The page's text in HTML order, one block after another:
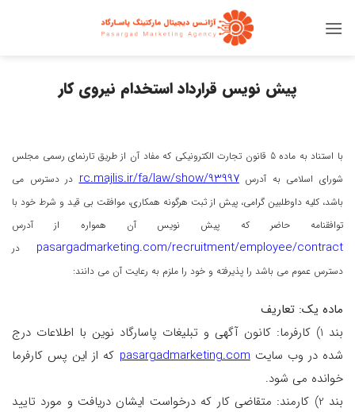
پیش نویس قرارداد استخدام نیروی کار
با استناد به ماده 5 قانون تجارت الکترونیکی که مفاد آن از طریق تارنمای رسمی مجلس
شورای اسلامی به آدرسrc.majlis.ir/fa/law/show/93997در دسترس می
باشد، کلیه داوطلبین گرامی، پیش از ثبت هرگونه همکاری، موافقت بی قید و شرط خود با
توافقنامه حاضر که پیش نویس آن همواره از آدرس
pasargadmarketing.com/recruitment/employee/contract در
دسترس عموم می باشد را پذیرفته و خود را ملزم به رعایت آن می دانند:
ماده یک: تعاریف
بند 1) کارفرما: کانون آگهی و تبلیغات پاسارگاد نوین با اطلاعات درج
شده در وب سایتpasargadmarketing.com که از این پس کارفرما
خوانده می شود.
بند 2) کارمند: متقاضی کار که درخواست ایشان دریافت و مورد تایید